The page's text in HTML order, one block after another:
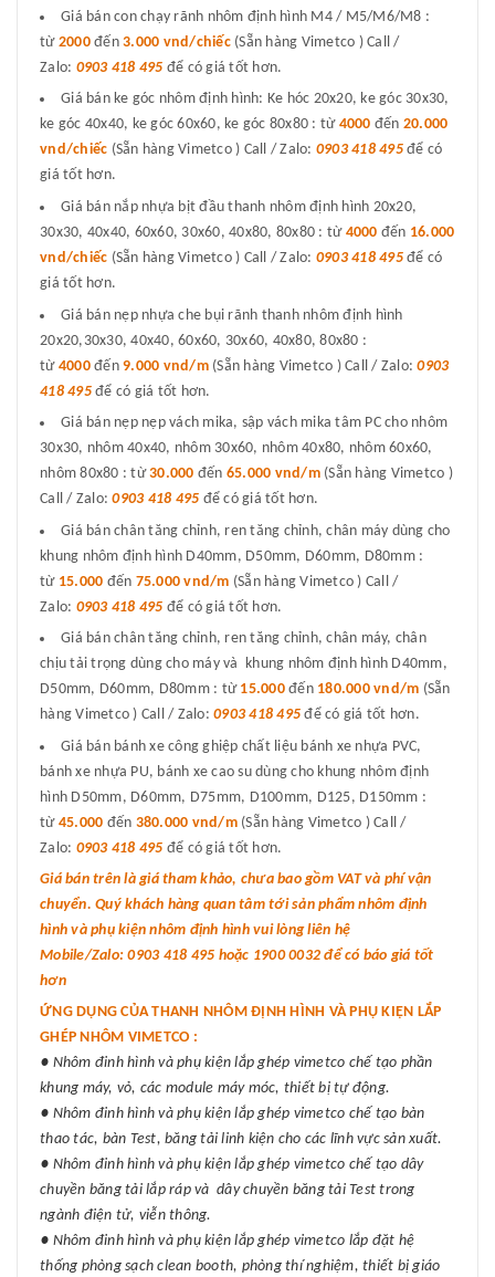
Giá bán con chạy rãnh nhôm định hình M4 / M5/M6/M8 :
từ 2000đến 3.000 vnd/chiếc(Sẵn hàng Vimetco ) Call /
Zalo: 0903 418 495 để có giá tốt hơn.
Giá bán ke góc nhôm định hình: Ke hóc 20x20, ke góc 30x30,
ke góc 40x40, ke góc 60x60, ke góc 80x80 : từ 4000 đến 20.000
vnd/chiếc (Sẵn hàng Vimetco ) Call / Zalo: 0903 418 495để có
giá tốt hơn.
Giá bán nắp nhựa bịt đầu thanh nhôm định hình 20x20,
30x30, 40x40, 60x60, 30x60, 40x80, 80x80 : từ 4000 đến 16.000
vnd/chiếc (Sẵn hàng Vimetco ) Call / Zalo: 0903 418 495để có
giá tốt hơn.
Giá bán nẹp nhựa che bụi rãnh thanh nhôm định hình
20x20,30x30, 40x40, 60x60, 30x60, 40x80, 80x80 :
từ 4000đến 9.000 vnd/m(Sẵn hàng Vimetco ) Call / Zalo:0903
418 495để có giá tốt hơn.
Giá bán nẹp nẹp vách mika, sập vách mika tâm PC cho nhôm
30x30, nhôm 40x40, nhôm 30x60, nhôm 40x80, nhôm 60x60,
nhôm 80x80 : từ30.000 đến 65.000 vnd/m(Sẵn hàng Vimetco )
Call / Zalo:0903 418 495 để có giá tốt hơn.
Giá bán chân tăng chỉnh, ren tăng chỉnh, chân máy dùng cho
khung nhôm định hình D40mm, D50mm, D60mm, D80mm :
từ 15.000 đến 75.000 vnd/m (Sẵn hàng Vimetco ) Call /
Zalo: 0903 418 495 để có giá tốt hơn.
Giá bán chân tăng chỉnh, ren tăng chỉnh, chân máy, chân
chịu tải trọng dùng cho máy và khung nhôm định hình D40mm,
D50mm, D60mm, D80mm : từ 15.000đến 180.000 vnd/m (Sẵn
hàng Vimetco ) Call / Zalo: 0903 418 495 để có giá tốt hơn.
Giá bán bánh xe công ghiệp chất liệu bánh xe nhựa PVC,
bánh xe nhựa PU, bánh xe cao su dùng cho khung nhôm định
hình D50mm, D60mm, D75mm, D100mm, D125, D150mm :
từ 45.000 đến 380.000 vnd/m(Sẵn hàng Vimetco ) Call /
Zalo: 0903 418 495 để có giá tốt hơn.
Giá bán trên là giá tham khảo, chưa bao gồm VAT và phí vận
chuyển. Quý khách hàng quan tâm tới sản phẩm nhôm định
hình và phụ kiện nhôm định hình vui lòng liên hệ
Mobile/Zalo: 0903 418 495 hoặc 1900 0032 để có báo giá tốt
hơn
ỨNG DỤNG CỦA THANH NHÔM ĐỊNH HÌNH VÀ PHỤ KIỆN LẮP
GHÉP NHÔM VIMETCO :
● Nhôm đinh hình và phụ kiện lắp ghép vimetco chế tạo phần
khung máy, vỏ, các module máy móc, thiết bị tự động.
● Nhôm đinh hình và phụ kiện lắp ghép vimetco chế tạo bàn
thao tác, bàn Test, băng tải linh kiện cho các lĩnh vực sản xuất.
● Nhôm đinh hình và phụ kiện lắp ghép vimetco chế tạo dây
chuyền băng tải lắp ráp và dây chuyền băng tải Test trong
ngành điện tử, viễn thông.
● Nhôm đinh hình và phụ kiện lắp ghép vimetco lắp đặt hệ
thống phòng sạch clean booth, phòng thí nghiệm, thiết bị giáo